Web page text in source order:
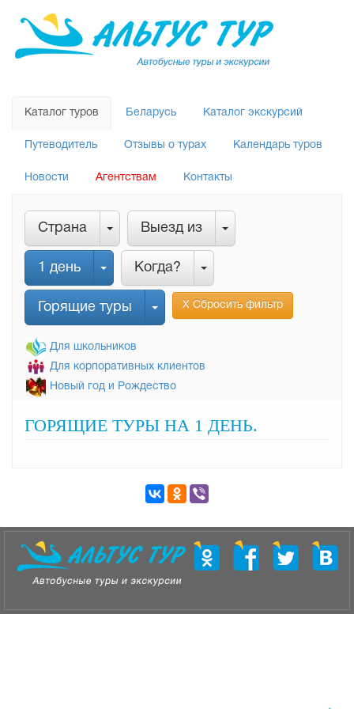
Каталог туров Беларусь Каталог экскурсий
Путеводитель Отзывы о турах Календарь туров
Новости Агентствам Контакты
Страна Выезд из
1 день Когда?
Горящие туры Х Сбросить фильтр
Для школьников
Для корпоративных клиентов
Новый год и Рождество
ГОРЯЩИЕ ТУРЫ НА 1 ДЕНЬ.